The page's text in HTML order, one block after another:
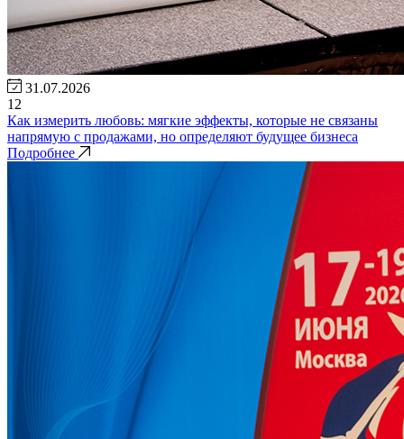
31.07.2026
12
Как измерить любовь: мягкие эффекты, которые не связаны
напрямую с продажами, но определяют будущее бизнеса
Подробнее